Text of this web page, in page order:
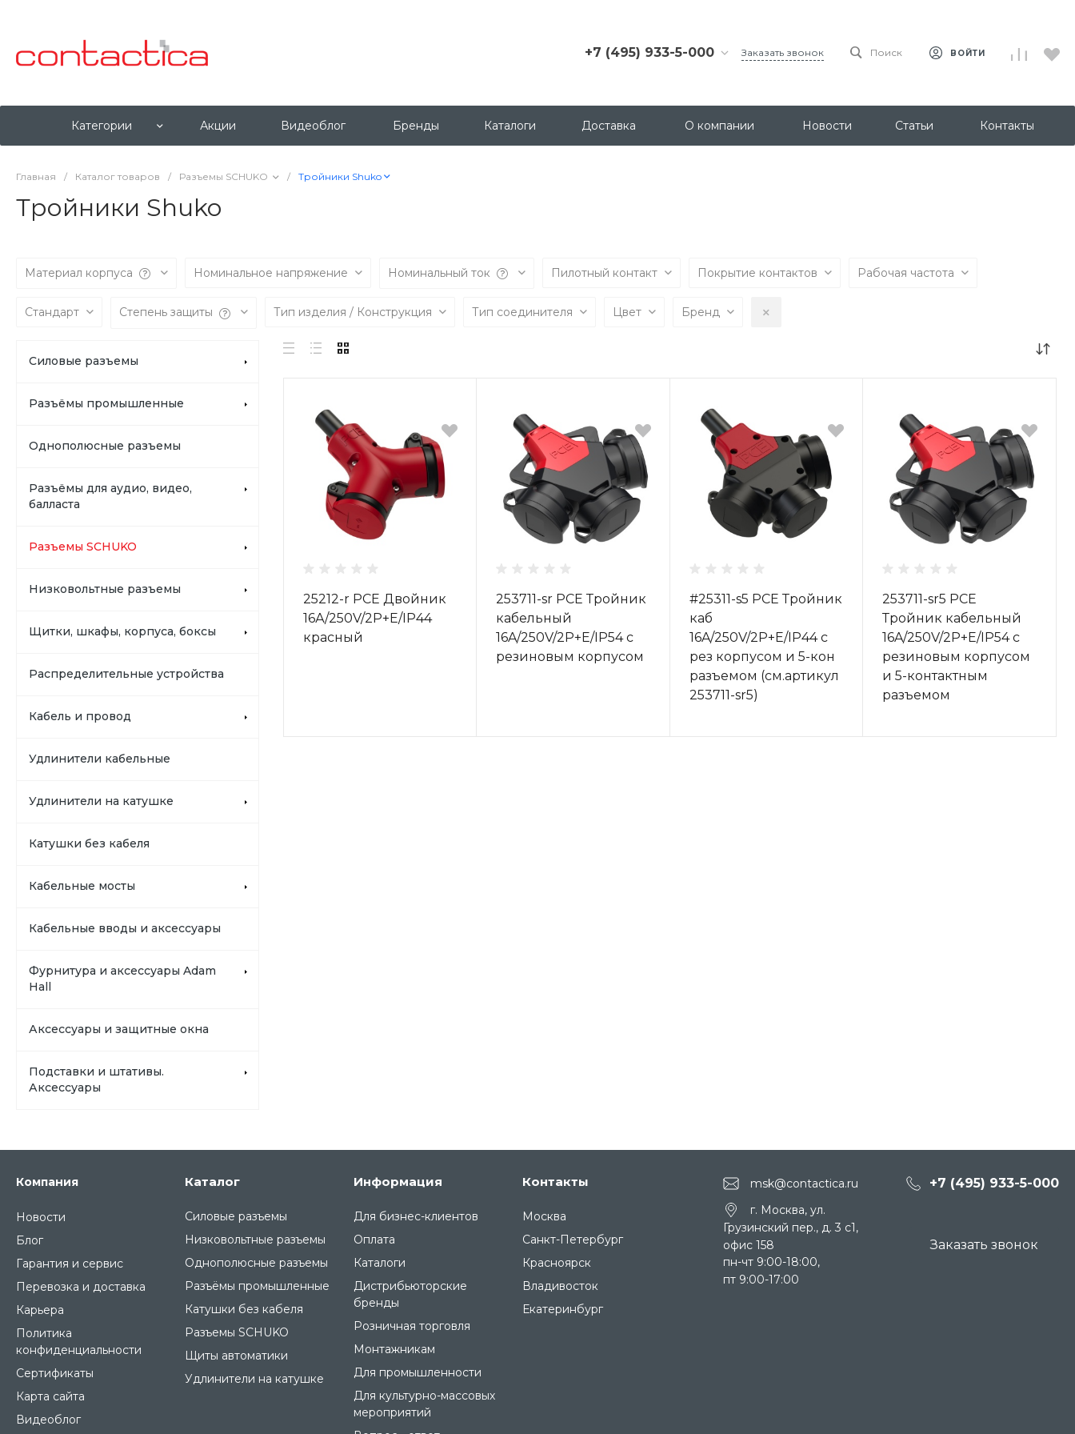
+7 (495) 933-5-000
г. Москва, ул.
Грузинский пер., д. 3 c1,
офис 158
+7 (923) 335-50-00
18
г. Владивосток, ул.
Ладыгина, д. 7, ТЦ
"КВАРТАЛ"
Заказать звонок Поиск ВОЙТИ
Категории Акции Видеоблог Бренды Каталоги Доставка О компании Новости Статьи Контакты
Главная / Каталог товаров / Разъемы SCHUKO / Тройники Shuko
Тройники Shuko
Материал корпуса Номинальное напряжение Номинальный ток Пилотный контакт Покрытие контактов Рабочая частота
Стандарт Степень защиты Тип изделия / Конструкция Тип соединителя Цвет Бренд
Силовые разъемы
Разъёмы промышленные
Однополюсные разъемы
Разъёмы для аудио, видео,
балласта
Разъемы SCHUKO
Низковольтные разъемы
Щитки, шкафы, корпуса, боксы
Распределительные устройства
Кабель и провод
Удлинители кабельные
Удлинители на катушке
Катушки без кабеля
Кабельные мосты
Кабельные вводы и аксессуары
Фурнитура и аксессуары Adam
Hall
Аксессуары и защитные окна
Подставки и штативы.
Аксессуары
25212-r PCE Двойник
16А/250V/2P+E/IP44
красный
253711-sr PCE Тройник
кабельный
16A/250V/2P+E/IP54 с
резиновым корпусом
#25311-s5 PCE Тройник
каб
16A/250V/2P+E/IP44 с
рез корпусом и 5-кон
разъемом (см.артикул
253711-sr5)
253711-sr5 PCE
Тройник кабельный
16A/250V/2P+E/IP54 с
резиновым корпусом
и 5-контактным
разъемом
Компания
Новости
Блог
Гарантия и сервис
Перевозка и доставка
Карьера
Политика
конфиденциальности
Сертификаты
Карта сайта
Видеоблог
Каталог
Силовые разъемы
Низковольтные разъемы
Однополюсные разъемы
Разъёмы промышленные
Катушки без кабеля
Разъемы SCHUKO
Щиты автоматики
Удлинители на катушке
Информация
Для бизнес-клиентов
Оплата
Каталоги
Дистрибьюторские
бренды
Розничная торговля
Монтажникам
Для промышленности
Для культурно-массовых
мероприятий
Контакты
Москва
Санкт-Петербург
Красноярск
Владивосток
Екатеринбург
msk@contactica.ru +7 (495) 933-5-000
г. Москва, ул.
Грузинский пер., д. 3 c1,
офис 158
пн-чт 9:00-18:00,
пт 9:00-17:00
Заказать звонок